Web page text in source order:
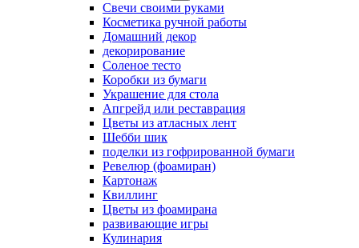
Свечи своими руками
Косметика ручной работы
Домашний декор
декорирование
Соленое тесто
Коробки из бумаги
Украшение для стола
Апгрейд или реставрация
Цветы из атласных лент
Шебби шик
поделки из гофрированной бумаги
Ревелюр (фоамиран)
Картонаж
Квиллинг
Цветы из фоамирана
развивающие игры
Кулинария